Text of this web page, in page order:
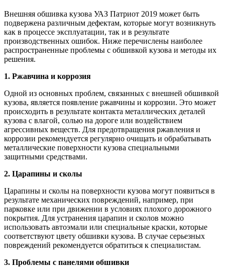
Внешняя обшивка кузова УАЗ Патриот 2019 может быть
подвержена различным дефектам, которые могут возникнуть
как в процессе эксплуатации, так и в результате
производственных ошибок. Ниже перечислены наиболее
распространенные проблемы с обшивкой кузова и методы их
решения.
1. Ржавчина и коррозия
Одной из основных проблем, связанных с внешней обшивкой
кузова, является появление ржавчины и коррозии. Это может
происходить в результате контакта металлических деталей
кузова с влагой, солью на дороге или воздействием
агрессивных веществ. Для предотвращения ржавления и
коррозии рекомендуется регулярно очищать и обрабатывать
металлические поверхности кузова специальными
защитными средствами.
2. Царапины и сколы
Царапины и сколы на поверхности кузова могут появиться в
результате механических повреждений, например, при
парковке или при движении в условиях плохого дорожного
покрытия. Для устранения царапин и сколов можно
использовать автоэмали или специальные краски, которые
соответствуют цвету обшивки кузова. В случае серьезных
повреждений рекомендуется обратиться к специалистам.
3. Проблемы с панелями обшивки